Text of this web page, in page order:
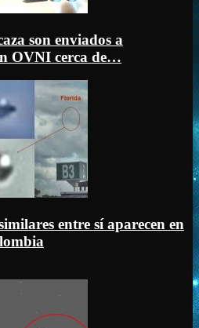
son enviados a
OVNI cerca de…
entre sí aparecen en